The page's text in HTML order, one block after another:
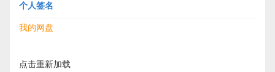
个人签名
我的网盘
点击重新加载